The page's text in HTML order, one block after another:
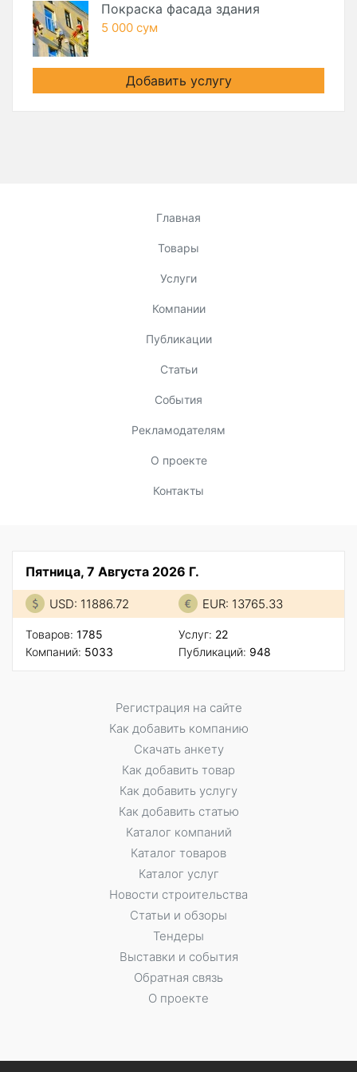
Покраска фасада здания
5 000 сум
Добавить услугу
Главная
Товары
Услуги
Компании
Публикации
Статьи
События
Рекламодателям
О проекте
Контакты
Пятница, 7 Августа 2026 Г.
USD: 11886.72 EUR: 13765.33
Товаров: 1785
Компаний: 5033
Услуг: 22
Публикаций: 948
Регистрация на сайте
Как добавить компанию
Скачать анкету
Как добавить товар
Как добавить услугу
Как добавить статью
Каталог компаний
Каталог товаров
Каталог услуг
Новости строительства
Статьи и обзоры
Тендеры
Выставки и события
Обратная связь
О проекте